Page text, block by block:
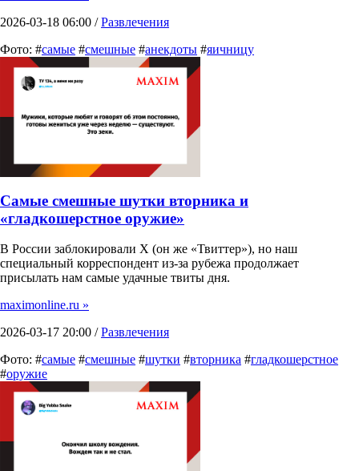
2026-03-18 06:00 /Развлечения
Фото: #самые #смешные #анекдоты #яичницу
Самые смешные шутки вторника и
«гладкошерстное оружие»
В России заблокировали X (он же «Твиттер»), но наш
специальный корреспондент из-за рубежа продолжает
присылать нам самые удачные твиты дня.
maximonline.ru »
2026-03-17 20:00 /Развлечения
Фото: #самые #смешные #шутки #вторника #гладкошерстное
#оружие